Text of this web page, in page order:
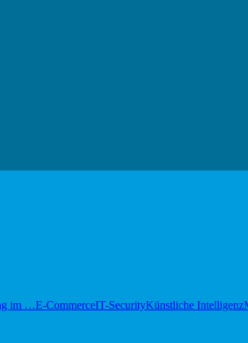
im …E-CommerceIT-SecurityKünstliche Intelligenz